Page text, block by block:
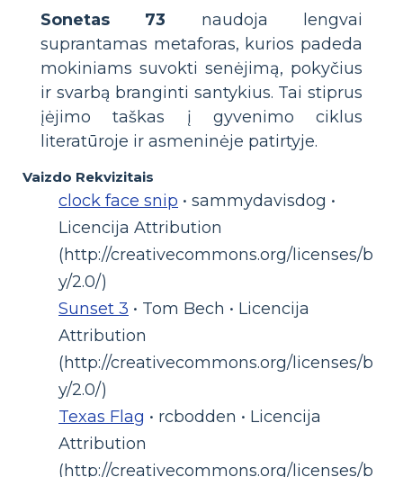
Sonetas 73 naudoja lengvai
suprantamas metaforas, kurios padeda
mokiniams suvokti senėjimą, pokyčius
ir svarbą branginti santykius. Tai stiprus
įėjimo taškas į gyvenimo ciklus
literatūroje ir asmeninėje patirtyje.
Vaizdo Rekvizitais
clock face snip • sammydavisdog •
Licencija Attribution
(http://creativecommons.org/licenses/b
y/2.0/)
Sunset 3 • Tom Bech • Licencija
Attribution
(http://creativecommons.org/licenses/b
y/2.0/)
Texas Flag • rcbodden • Licencija
Attribution
(http://creativecommons.org/licenses/b